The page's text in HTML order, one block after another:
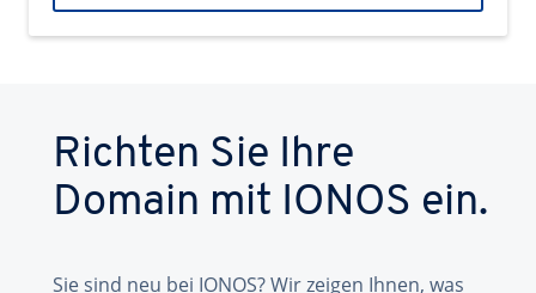
Richten Sie Ihre
Domain mit IONOS ein.
Sie sind neu bei IONOS? Wir zeigen Ihnen, was